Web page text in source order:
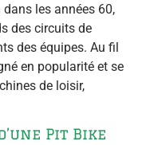
les années 60,
des circuits de
des équipes. Au fil
en popularité et se
de loisir,
Pit Bike